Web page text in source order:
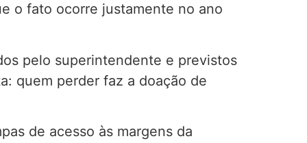
o fato ocorre justamente no ano
pelo superintendente e previstos
quem perder faz a doação de
de acesso às margens da